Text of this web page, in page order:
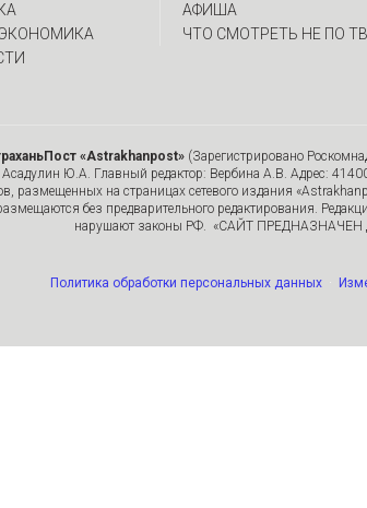
АФИША
ЧТО СМОТРЕТЬ НЕ ПО ТВ
«Astrakhanpost» (Зарегистрировано
Ю.А. Главный редактор: Вербина А.В. Адрес:
размещенных на страницах сетевого издания
без предварительного редактирования.
нарушают законы РФ. «САЙТ
Политика обработки персональных данных